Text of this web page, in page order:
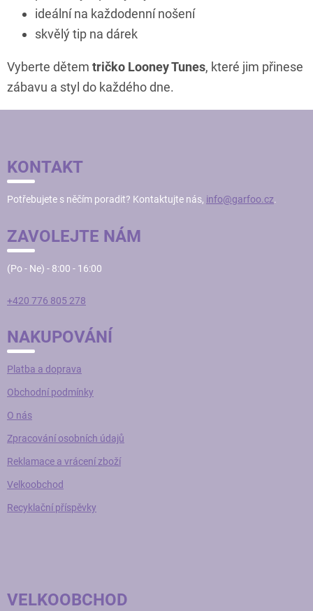
ideální na každodenní nošení
skvělý tip na dárek
Vyberte dětem tričko Looney Tunes, které jim přinese
zábavu a styl do každého dne.
A
T
KONTAKT
Potřebujete s něčím poradit? Kontaktujte nás, info@garfoo.cz.
ZAVOLEJTE NÁM
(Po - Ne) - 8:00 - 16:00
+420 776 805 278
NAKUPOVÁNÍ
Platba a doprava
Obchodní podmínky
O nás
Zpracování osobních údajů
Reklamace a vrácení zboží
Velkoobchod
Recyklační příspěvky
VELKOOBCHOD